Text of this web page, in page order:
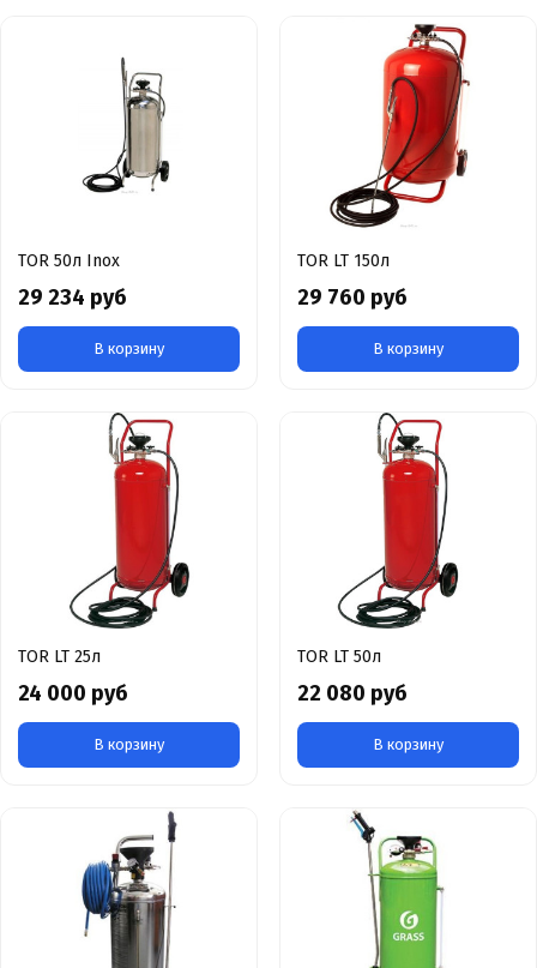
TOR 50л Inox
29 234 руб
В корзину
TOR LT 150л
29 760 руб
В корзину
TOR LT 25л
24 000 руб
В корзину
TOR LT 50л
22 080 руб
В корзину